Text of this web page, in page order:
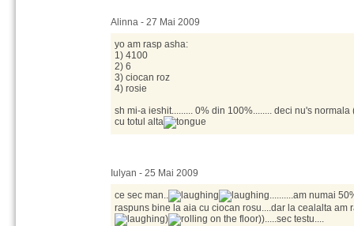
Alinna - 27 Mai 2009
yo am rasp asha:
1) 4100
2) 6
3) ciocan roz
4) rosie
sh mi-a ieshit......... 0% din 100%........ deci nu's
cu totul alta
Iulyan - 25 Mai 2009
ce sec man..
..........am numai
raspuns bine la aia cu ciocan rosu....dar la cealalta am
)
)).....sec testu....